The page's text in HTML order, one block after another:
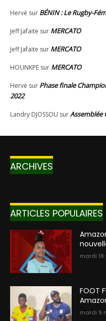
ARCHIVES
ARTICLES POPULAIRES
mardi 18
FOOT
mardi 9